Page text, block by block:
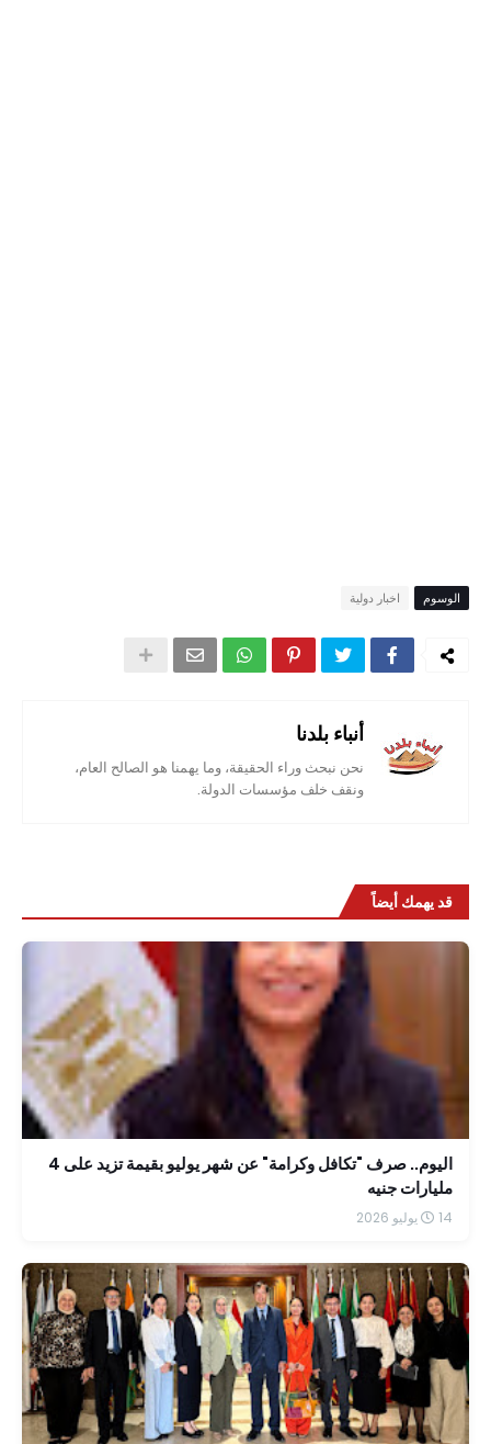
الوسوم اخبار دولية
أنباء بلدنا
نحن نبحث وراء الحقيقة، وما يهمنا هو الصالح العام،
ونقف خلف مؤسسات الدولة.
قد يهمك أيضاً
اليوم.. صرف "تكافل وكرامة" عن شهر يوليو بقيمة تزيد على 4
مليارات جنيه
14 يوليو 2026